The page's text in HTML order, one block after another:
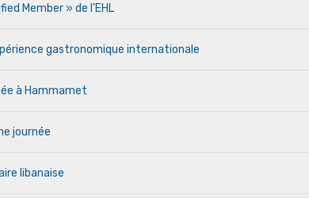
Member » de l’EHL
gastronomique internationale
à Hammamet
journée
libanaise